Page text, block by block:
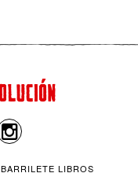
BARRILETE LIBROS